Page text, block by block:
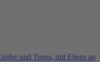
und Teens, mit Eltern an